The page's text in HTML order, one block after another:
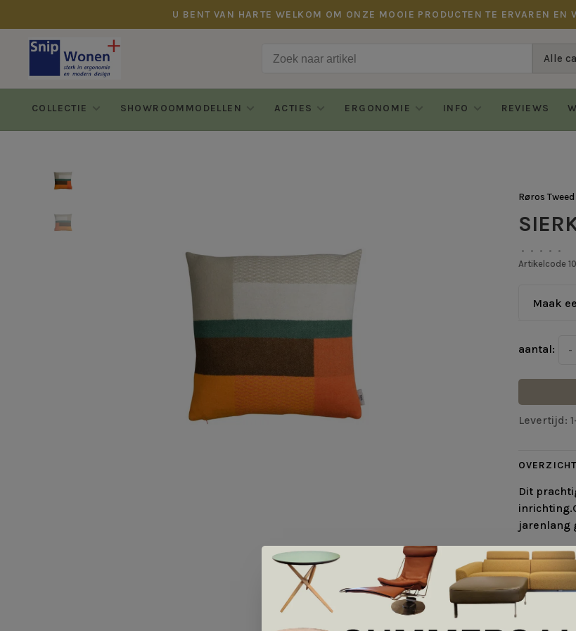
U BENT VAN HARTE WELKOM OM ONZE MOOIE PRODUCTEN TE ERVAREN EN
Alle
COLLECTIE SHOWROOMMODELLEN ACTIES ERGONOMIE INFO REVIEWS
Røros Tweed
• • • •
•
Artikelcode
Maak
aantal: -
Levertijd:
OVERZICHT
Dit
jarenlang
DETAILS
De